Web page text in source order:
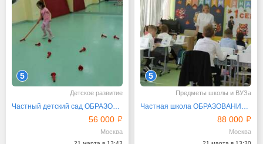
5
Детское развитие
Частный детский сад ОБРАЗОВАНИЕ ПЛЮС I 2025-2026
56 000
Москва
5
Предметы школы и ВУЗа
Частная школа ОБРАЗОВАНИЕ ПЛЮС I набор 2025-2026
88 000
Москва